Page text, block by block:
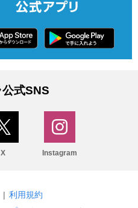
式SNS
X Instagram
| 利用規約